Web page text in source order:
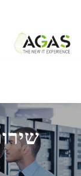
אודות AGAS
כל השווקים